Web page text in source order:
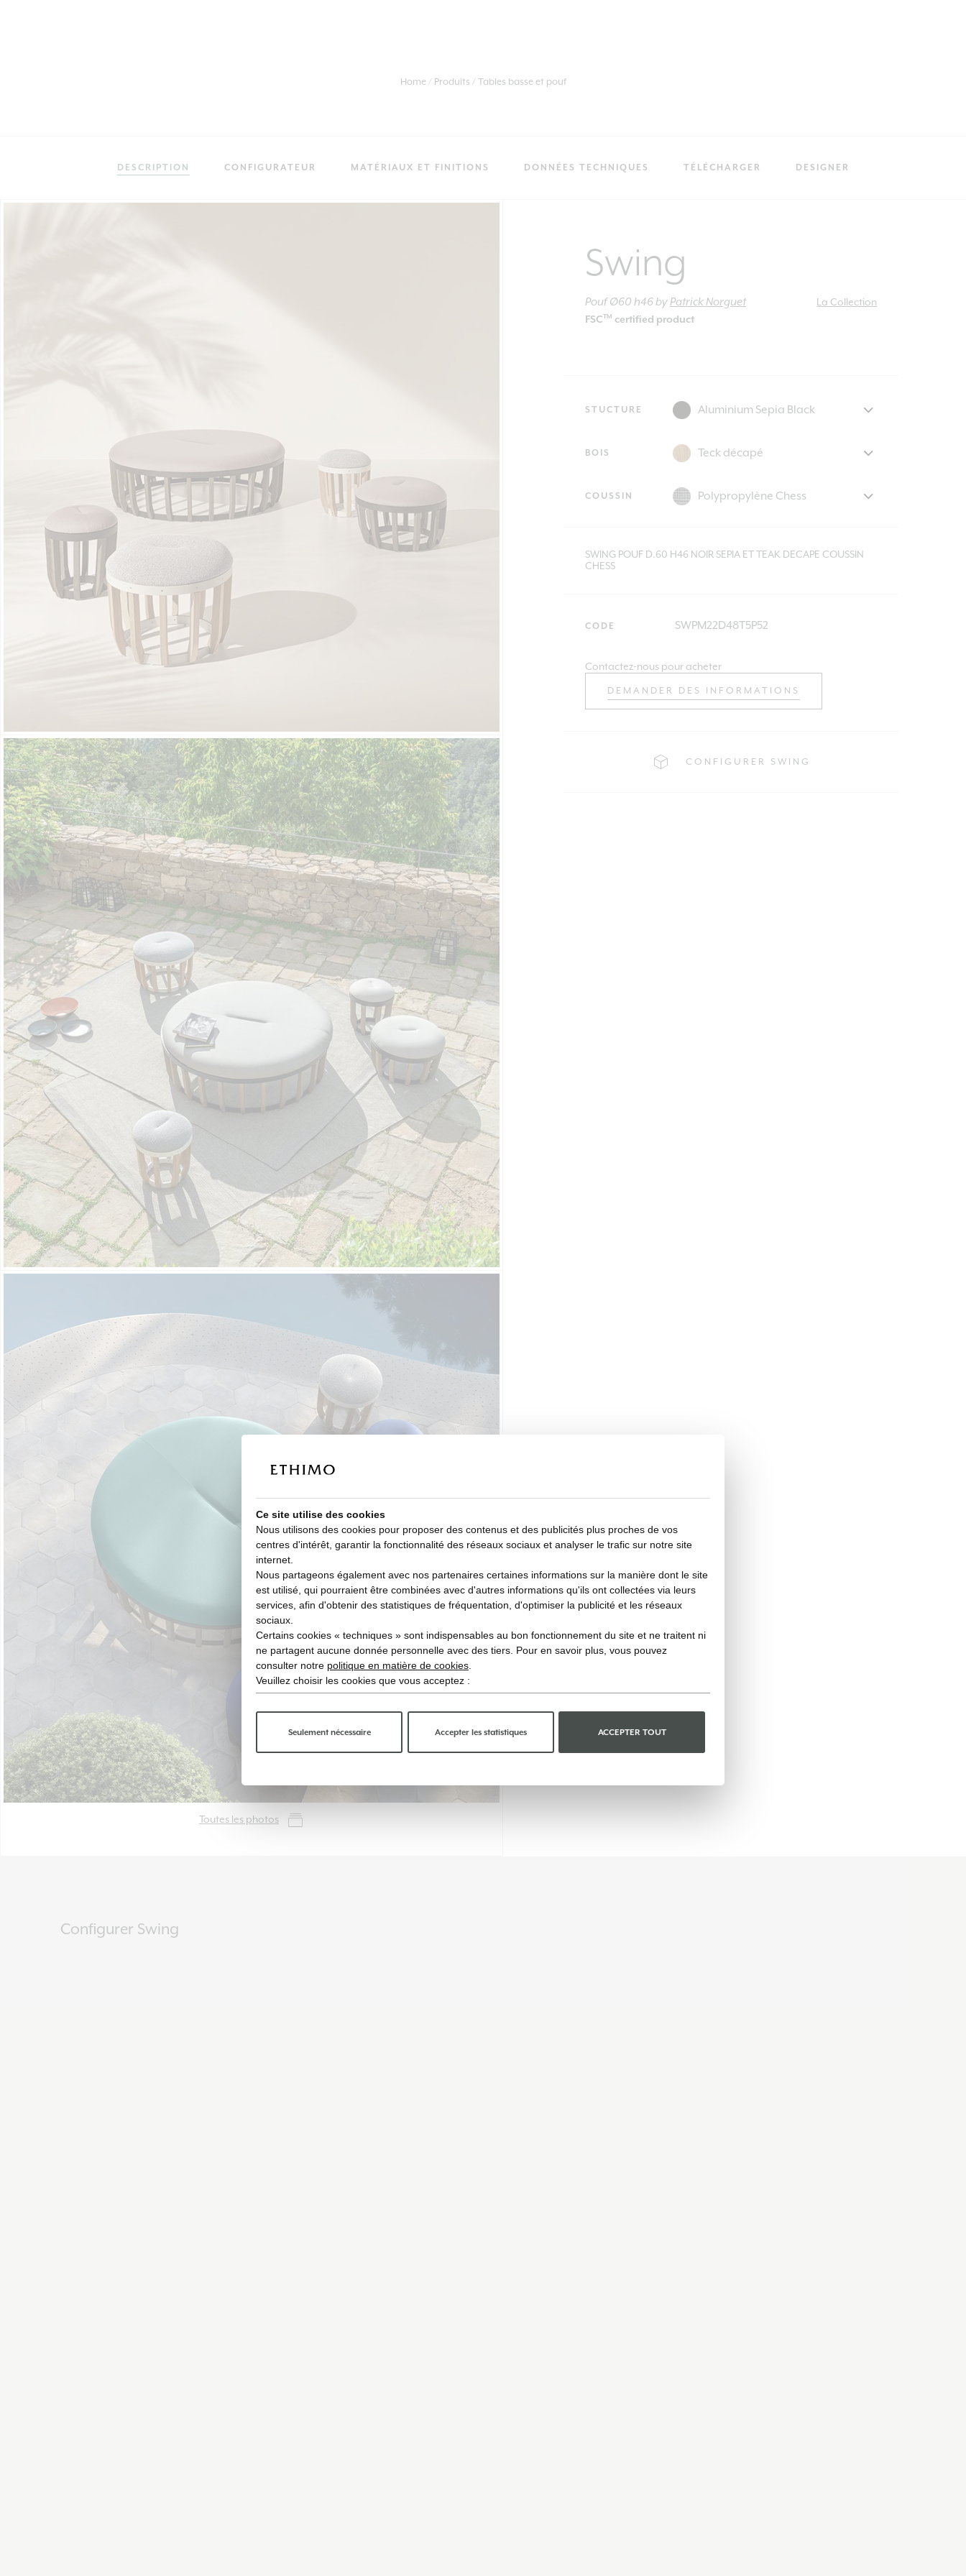
Home Produits Tables basse et pouf
DESCRIPTION CONFIGURATEUR MATÉRIAUX ET FINITIONS DONNÉES TECHNIQUES TÉLÉCHARGER DESIGNER
Toutes les photos
Swing
Pouf Ø60 h46byPatrick Norguet
FSCTM certified product
La Collection
STUCTURE
BOIS
COUSSIN
SWING POUF D.60 H46 NOIR SEPIA ET TEAK DECAPE COUSSIN
CHESS
CODE SWPM22D48T5P52
Contactez-nous pour acheter
DEMANDER DES INFORMATIONS
CONFIGURER SWING
Configurer Swing
Ce site utilise des cookies
Nous utilisons des cookies pour proposer des contenus et des publicités plus proches de vos
centres d'intérêt, garantir la fonctionnalité des réseaux sociaux et analyser le trafic sur notre site
internet.
Nous partageons également avec nos partenaires certaines informations sur la manière dont le site
est utilisé, qui pourraient être combinées avec d'autres informations qu'ils ont collectées via leurs
services, afin d'obtenir des statistiques de fréquentation, d'optimiser la publicité et les réseaux
sociaux.
Certains cookies « techniques » sont indispensables au bon fonctionnement du site et ne traitent ni
ne partagent aucune donnée personnelle avec des tiers. Pour en savoir plus, vous pouvez
consulter notre politique en matière de cookies.
Veuillez choisir les cookies que vous acceptez :
Seulement nécessaire Accepter les statistiques ACCEPTER TOUT